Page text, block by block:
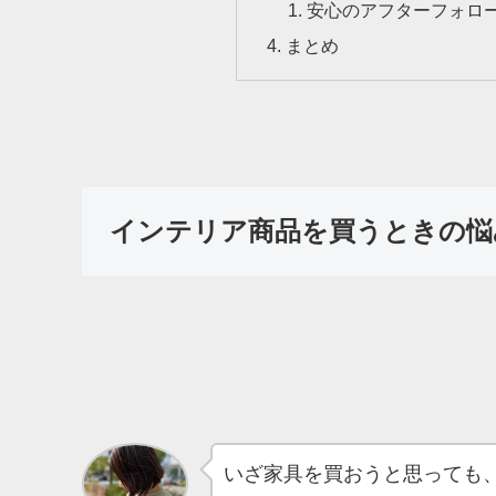
安心のアフターフォロ
まとめ
インテリア商品を買うときの悩
いざ家具を買おうと思っても、